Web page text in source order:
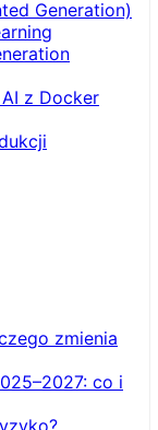
Generation)
z Docker
zmienia
co i